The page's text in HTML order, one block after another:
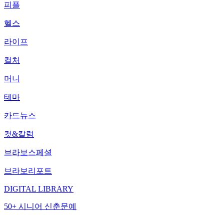
피플
헬스
라이프
컬처
머니
테마
카드뉴스
컷&칼럼
브라보스페셜
브라보리포트
DIGITAL LIBRARY
50+ 시니어 신춘문예